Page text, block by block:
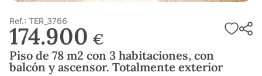
Ref.: TER_3766
174.900 €
Piso de 78 m2 con 3 habitaciones, con
balcón y ascensor. Totalmente exterior